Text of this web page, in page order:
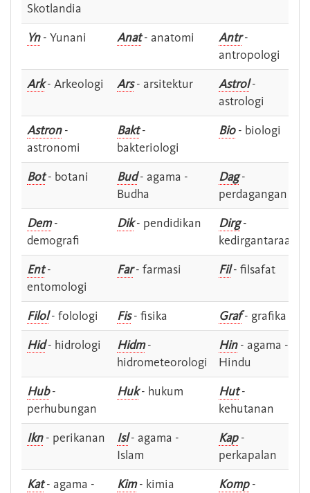
Skotlandia
Yn- Yunani Anat- anatomi Antr-
antropologi
Ark- Arkeologi Ars- arsitektur Astrol-
astrologi
Astron-
astronomi
Bakt-
bakteriologi
Bio- biologi
Bot- botani Bud- agama -
Budha
Dag-
perdagangan
Dem-
demografi
Dik- pendidikan Dirg-
kedirgantaraan
Ent-
entomologi
Far- farmasi Fil- filsafat
Filol- folologi Fis- fisika Graf- grafika
Hid- hidrologi Hidm-
hidrometeorologi
Hin- agama -
Hindu
Hub-
perhubungan
Huk- hukum Hut-
kehutanan
Ikn- perikanan Isl- agama -
Islam
Kap-
perkapalan
Kat- agama -
Kim- kimia Komp-